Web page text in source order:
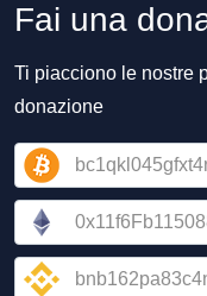
Fai una
Ti piacciono le nostre
donazione